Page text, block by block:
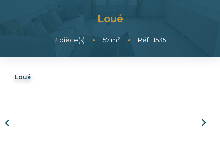
LOUER
Loué
2 pièce(s) • 57m² • Réf : 1535
Loué